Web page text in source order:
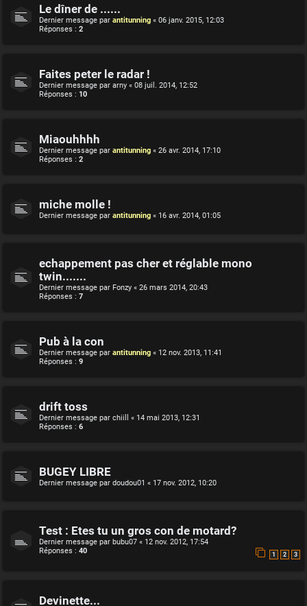
Le dîner de ......
Dernier message par antitunning « 06 janv. 2015, 12:03
Réponses : 2
Faites peter le radar !
Dernier message par arny « 08 juil. 2014, 12:52
Réponses : 10
Miaouhhhh
Dernier message par antitunning « 26 avr. 2014, 17:10
Réponses : 2
miche molle !
Dernier message par antitunning « 16 avr. 2014, 01:05
echappement pas cher et réglable mono
twin.......
Dernier message par Fonzy « 26 mars 2014, 20:43
Réponses : 7
Pub à la con
Dernier message par antitunning « 12 nov. 2013, 11:41
Réponses : 9
drift toss
Dernier message par chiill « 14 mai 2013, 12:31
Réponses : 6
BUGEY LIBRE
Dernier message par doudou01 « 17 nov. 2012, 10:20
Test : Etes tu un gros con de motard?
Dernier message par bubu07 « 12 nov. 2012, 17:54
Réponses : 40 1 2 3
Devinette...